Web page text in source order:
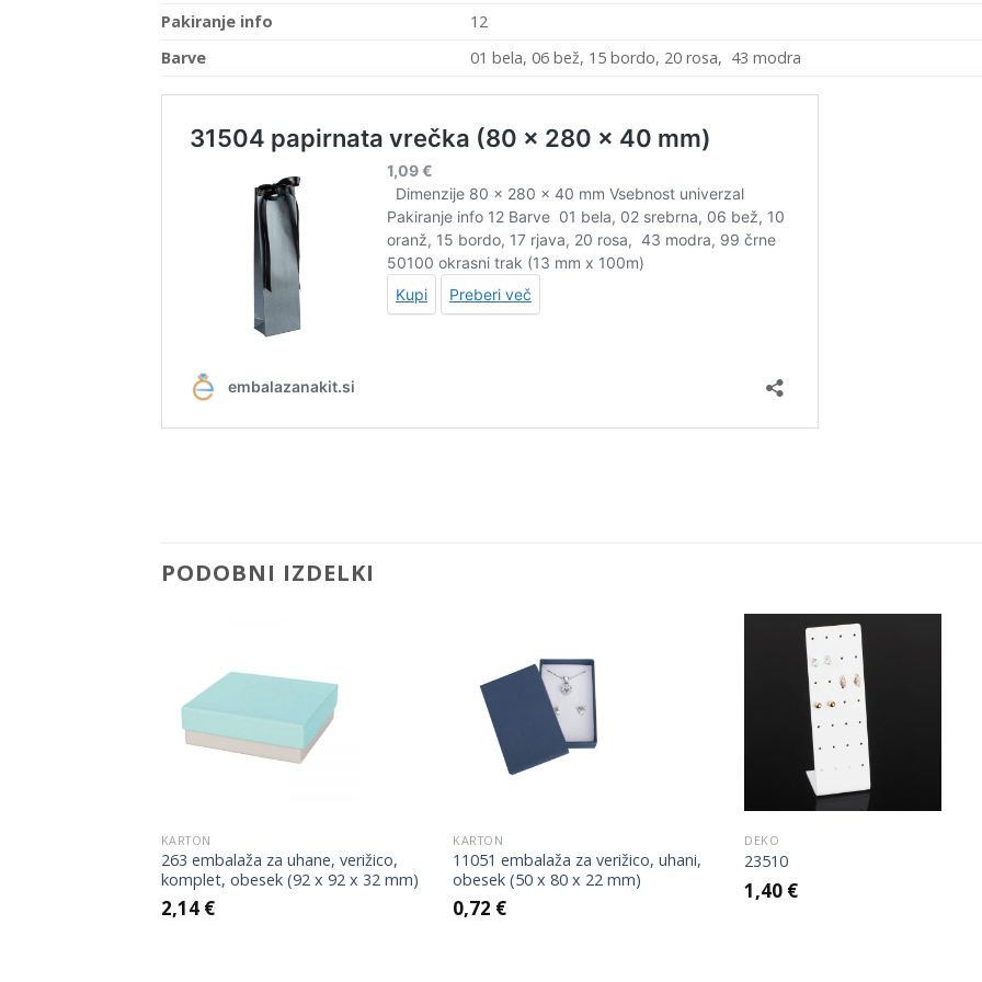
Pakiranje info
12
Barve
01 bela, 06 bež, 15 bordo, 20 rosa, 43 modra
PODOBNI IZDELKI
KARTON
263 embalaža za uhane, verižico,
komplet, obesek (92 x 92 x 32 mm)
2,14 €
KARTON
11051 embalaža za verižico, uhani,
obesek (50 x 80 x 22 mm)
0,72 €
DEKO
23510
1,40 €